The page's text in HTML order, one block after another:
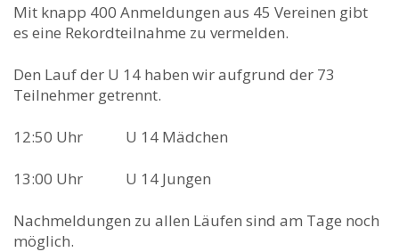
Mit knapp 400 Anmeldungen aus 45 Vereinen gibt
es eine Rekordteilnahme zu vermelden.
Den Lauf der U 14 haben wir aufgrund der 73
Teilnehmer getrennt.
12:50 Uhr U 14 Mädchen
13:00 Uhr U 14 Jungen
Nachmeldungen zu allen Läufen sind am Tage noch
möglich.